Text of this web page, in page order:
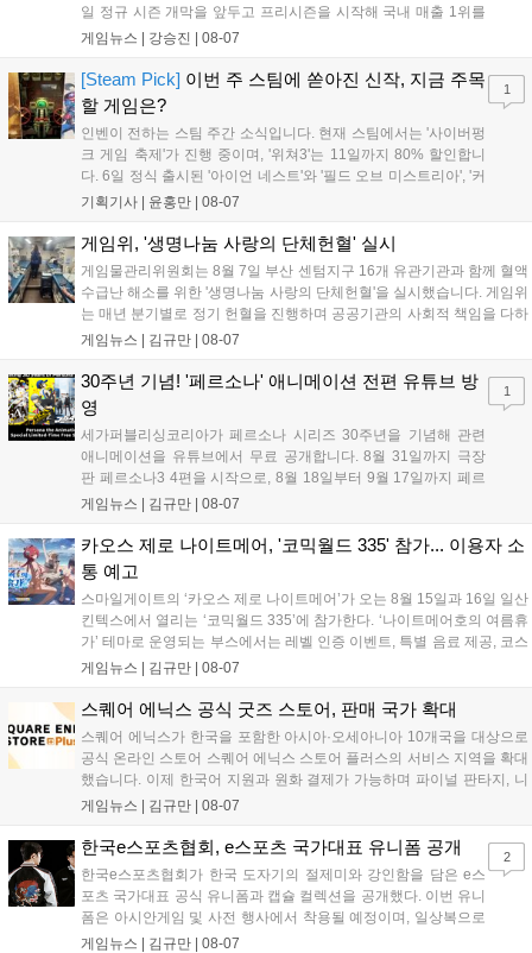
일 정규 시즌 개막을 앞두고 프리시즌을 시작해 국내 매출 1위를
기록했습니다. 25주년을 맞은 '고스트 리콘' 시리즈는 8월 6일 쇼
'마블 투혼: 파이팅 소울즈'와 레트로 수리 시뮬레이션 '리스토
리'도 스팀에 정식 출시되었습니다....
게임뉴스 | 강승진 08-07
[Steam Pick] 이번 주 스팀에 쏟아진 신작, 지금 주목
할 게임은?
인벤이 전하는 스팀 주간 소식입니다. 현재 스팀에서는 '사이버펑
크 게임 축제'가 진행 중이며, '위쳐3'는 11일까지 80% 할인합니
다. 6일 정식 출시된 '아이언 네스트'와 '필드 오브 미스트리아', '커
세어 코브'가 호평받고 있습니다. 한편, 7일 출시된 '마블 투혼'은
다. 유비소프트의 '고스트리콘: 와일드랜드'는 7년 만의 대규모 업
데이트 '라스트 라이츠'와 함께 95% 할인 중입니다....
기획기사 | 윤홍만 08-07
1
게임위, '생명나눔 사랑의 단체헌혈' 실시
게임물관리위원회는 8월 7일 부산 센텀지구 16개 유관기관과 함께 혈액
수급난 해소를 위한 '생명나눔 사랑의 단체헌혈'을 실시했습니다. 게임위
는 매년 분기별로 정기 헌혈을 진행하며 공공기관의 사회적 책임을 다하
고 있으며, 이번 행사에는 영화진흥위원회 등 14개 기관 임직원이 동참
따뜻한 실천에 참여한 모든 임직원에게 감사의 뜻을 전하며 헌혈 문화
확산에 앞장섰습니다....
게임뉴스 | 김규만 08-07
30주년 기념! '페르소나' 애니메이션 전편 유튜브 방
영
세가퍼블리싱코리아가 페르소나 시리즈 30주년을 기념해 관련
애니메이션을 유튜브에서 무료 공개합니다. 8월 31일까지 극장
판 페르소나3 4편을 시작으로, 8월 18일부터 9월 17일까지 페르
소나4 더 골든 12화, 9월 15일부터 10월 14일까지 페르소나5 시
시지를 모집하며, 선정된 내용은 기념 영상 및 대형 전광판에 소
개될 예정입니다....
게임뉴스 | 김규만 08-07
1
카오스 제로 나이트메어, '코믹월드 335' 참가... 이용자 소
통 예고
스마일게이트의 ‘카오스 제로 나이트메어’가 오는 8월 15일과 16일 일산
킨텍스에서 열리는 ‘코믹월드 335’에 참가한다. ‘나이트메어호의 여름휴
가’ 테마로 운영되는 부스에서는 레벨 인증 이벤트, 특별 음료 제공, 코스
프레 모델 포토존 등 다채로운 행사가 진행된다. 유명 코스어 7인이 캐릭
세한 정보는 공식 커뮤니티에서 확인 가능하다....
게임뉴스 | 김규만 08-07
스퀘어 에닉스 공식 굿즈 스토어, 판매 국가 확대
스퀘어 에닉스가 한국을 포함한 아시아·오세아니아 10개국을 대상으로
공식 온라인 스토어 스퀘어 에닉스 스토어 플러스의 서비스 지역을 확대
했습니다. 이제 한국어 지원과 원화 결제가 가능하며 파이널 판타지, 니
어 등 주요 게임의 피규어, 굿즈를 구매할 수 있습니다. 신상품이 순차적
용 가능합니다....
게임뉴스 | 김규만 08-07
한국e스포츠협회, e스포츠 국가대표 유니폼 공개
한국e스포츠협회가 한국 도자기의 절제미와 강인함을 담은 e스
포츠 국가대표 공식 유니폼과 캡슐 컬렉션을 공개했다. 이번 유니
폼은 아시안게임 및 사전 행사에서 착용될 예정이며, 일상복으로
구성된 컬렉션은 오는 8월 28일부터 골스튜디오 공식 홈페이지
게임뉴스 | 김규만 08-07
2